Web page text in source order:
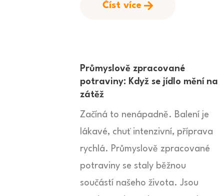
Číst více
Průmyslově zpracované
potraviny: Když se jídlo mění na
zátěž
Začíná to nenápadně. Balení je
lákavé, chuť intenzivní, příprava
rychlá. Průmyslově zpracované
potraviny se staly běžnou
součástí našeho života. Jsou